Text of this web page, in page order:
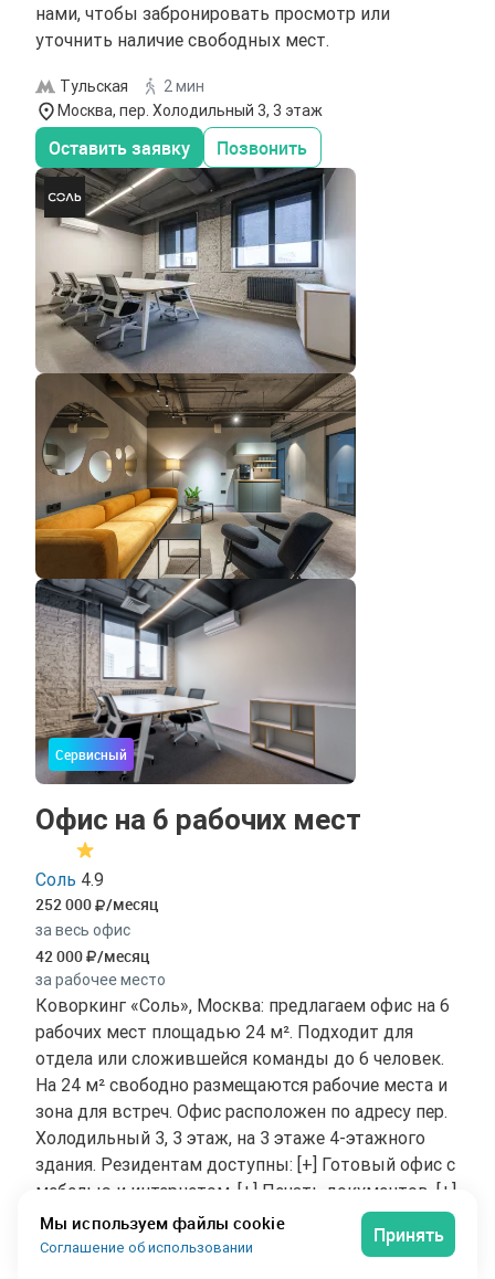
нами, чтобы забронировать просмотр или
уточнить наличие свободных мест.
Тульская
2 мин
Москва, пер. Холодильный 3, 3 этаж
Оставить заявку Позвонить
Сервисный
Офис на 6 рабочих мест
Соль 4.9
252 000 /месяц
за весь офис
42 000 /месяц
за рабочее место
Коворкинг «Соль», Москва: предлагаем офис на 6
рабочих мест площадью 24 м². Подходит для
отдела или сложившейся команды до 6 человек.
На 24 м² свободно размещаются рабочие места и
зона для встреч. Офис расположен по адресу пер.
Холодильный 3, 3 этаж, на 3 этаже 4-этажного
здания. Резидентам доступны: [+] Готовый офис с
мебелью и интернетом, [+] Печать документов, [+]
Зерновой кофе и чай, [+] Доступ 24/7, [+]
Ежедневная уборка. Резидентам открыт доступ к
Мы используем файлы cookie
Соглашение об использовании
Принять